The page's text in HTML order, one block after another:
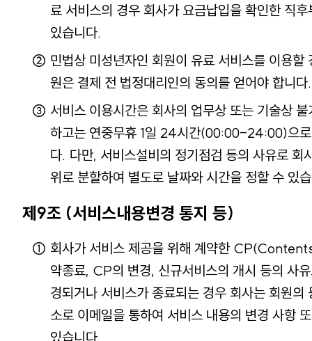
료 서비스의 경우 회사가 요금납입을 확인한 직
있습니다.
민법상 미성년자인 회원이 유료 서비스를 이용할
원은 결제 전 법정대리인의 동의를 얻어야 합니다.
서비스 이용시간은 회사의 업무상 또는 기술상
하고는 연중무휴 1일 24시간(00:00-24:00)으로
다. 다만, 서비스설비의 정기점검 등의 사유로 회
위로 분할하여 별도로 날짜와 시간을 정할 수 있
제9조 (서비스내용변경 통지 등)
회사가 서비스 제공을 위해 계약한
약종료, CP의 변경, 신규서비스의 개시 등의 사
경되거나 서비스가 종료되는 경우 회사는 회원의
소로 이메일을 통하여 서비스 내용의 변경 사항
있습니다.